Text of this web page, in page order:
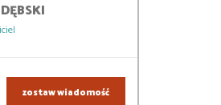
DĘBSKI
zostaw wiadomość